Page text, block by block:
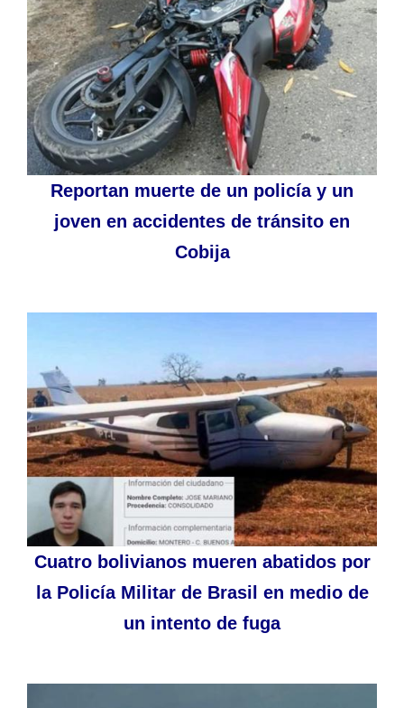
Reportan muerte de un policía y un
joven en accidentes de tránsito en
Cobija
Cuatro bolivianos mueren abatidos por
la Policía Militar de Brasil en medio de
un intento de fuga